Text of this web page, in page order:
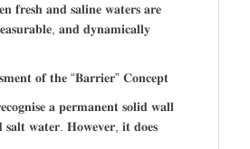
𝐟𝐫𝐞𝐬𝐡 𝐚𝐧𝐝 𝐬𝐚𝐥𝐢𝐧𝐞 𝐰𝐚𝐭𝐞𝐫𝐬 𝐚𝐫𝐞
𝐚𝐧𝐝 𝐝𝐲𝐧𝐚𝐦𝐢𝐜𝐚𝐥𝐥𝐲
𝐨𝐟 𝐭𝐡𝐞 “𝐁𝐚𝐫𝐫𝐢𝐞𝐫” 𝐂𝐨𝐧𝐜𝐞𝐩𝐭
𝐚 𝐩𝐞𝐫𝐦𝐚𝐧𝐞𝐧𝐭 𝐬𝐨𝐥𝐢𝐝 𝐰𝐚𝐥𝐥
𝐰𝐚𝐭𝐞𝐫. 𝐇𝐨𝐰𝐞𝐯𝐞𝐫, 𝐢𝐭 𝐝𝐨𝐞𝐬